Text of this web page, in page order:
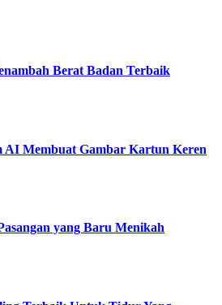
Berat Badan Terbaik
AI Membuat Gambar Kartun Keren
yang Baru Menikah